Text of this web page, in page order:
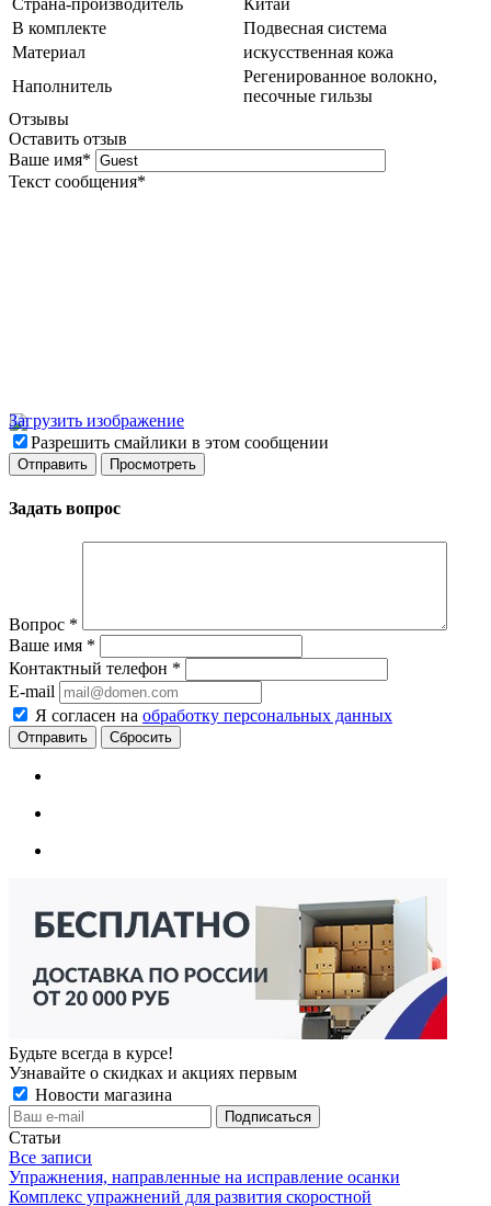
В комплекте
Подвесная система
Материал
искусственная кожа
Наполнитель
Регенированное волокно,
песочные гильзы
Отзывы
Оставить отзыв
Ваше имя*
Текст сообщения*
Загрузить изображение
Разрешить смайлики в этом сообщении
Задать вопрос
Вопрос *
Ваше имя *
Контактный телефон *
E-mail
Я согласен на обработку персональных данных
Сбросить
Будьте всегда в курсе!
Узнавайте о скидках и акциях первым
Новости магазина
Статьи
Все записи
Упражнения, направленные на исправление осанки
Комплекс упражнений для развития скоростной